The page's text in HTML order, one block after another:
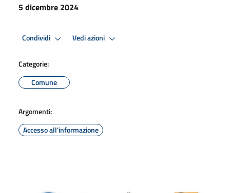
5 dicembre 2024
Condividi Vedi azioni
Categorie:
Comune
Argomenti:
Accesso all'informazione